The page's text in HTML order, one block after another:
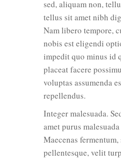
sed, aliquam non,
tellus sit amet nibh
Nam libero tempore,
nobis est eligendi
impedit quo minus id
placeat facere
voluptas assumenda
repellendus.
Integer malesuada.
amet purus
Maecenas
pellentesque, velit